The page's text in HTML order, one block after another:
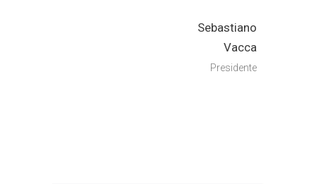
Sebastiano
Vacca
Presidente